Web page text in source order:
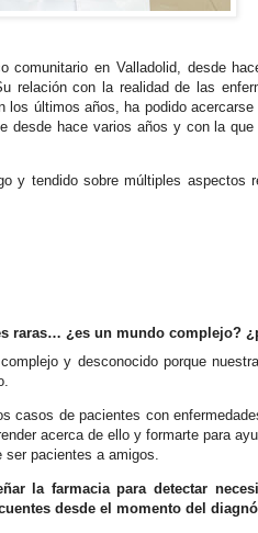
comunitario en Valladolid, desde
relación con la realidad de las
últimos años, ha podido
hace varios años y con la
y tendido sobre múltiples aspectos
raras… ¿es un mundo complejo?
y desconocido porque
casos de pacientes con
acerca de ello y formarte para
pacientes a amigos.
la farmacia para detectar
desde el momento del